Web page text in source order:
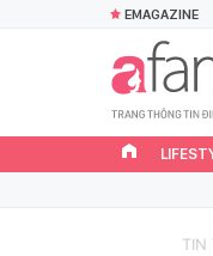
EMAGAZINE
TIN